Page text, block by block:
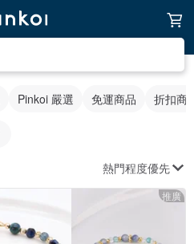
Pinkoi 嚴選 免運商品 折扣商
熱門程度優先
推廣